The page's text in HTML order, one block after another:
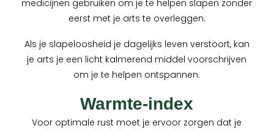
medicijnen gebruiken om je te helpen slapen zonder
eerst met je arts te overleggen.
Als je slapeloosheid je dagelijks leven verstoort, kan
je arts je een licht kalmerend middel voorschrijven
om je te helpen ontspannen.
Warmte-index
Voor optimale rust moet je ervoor zorgen dat je